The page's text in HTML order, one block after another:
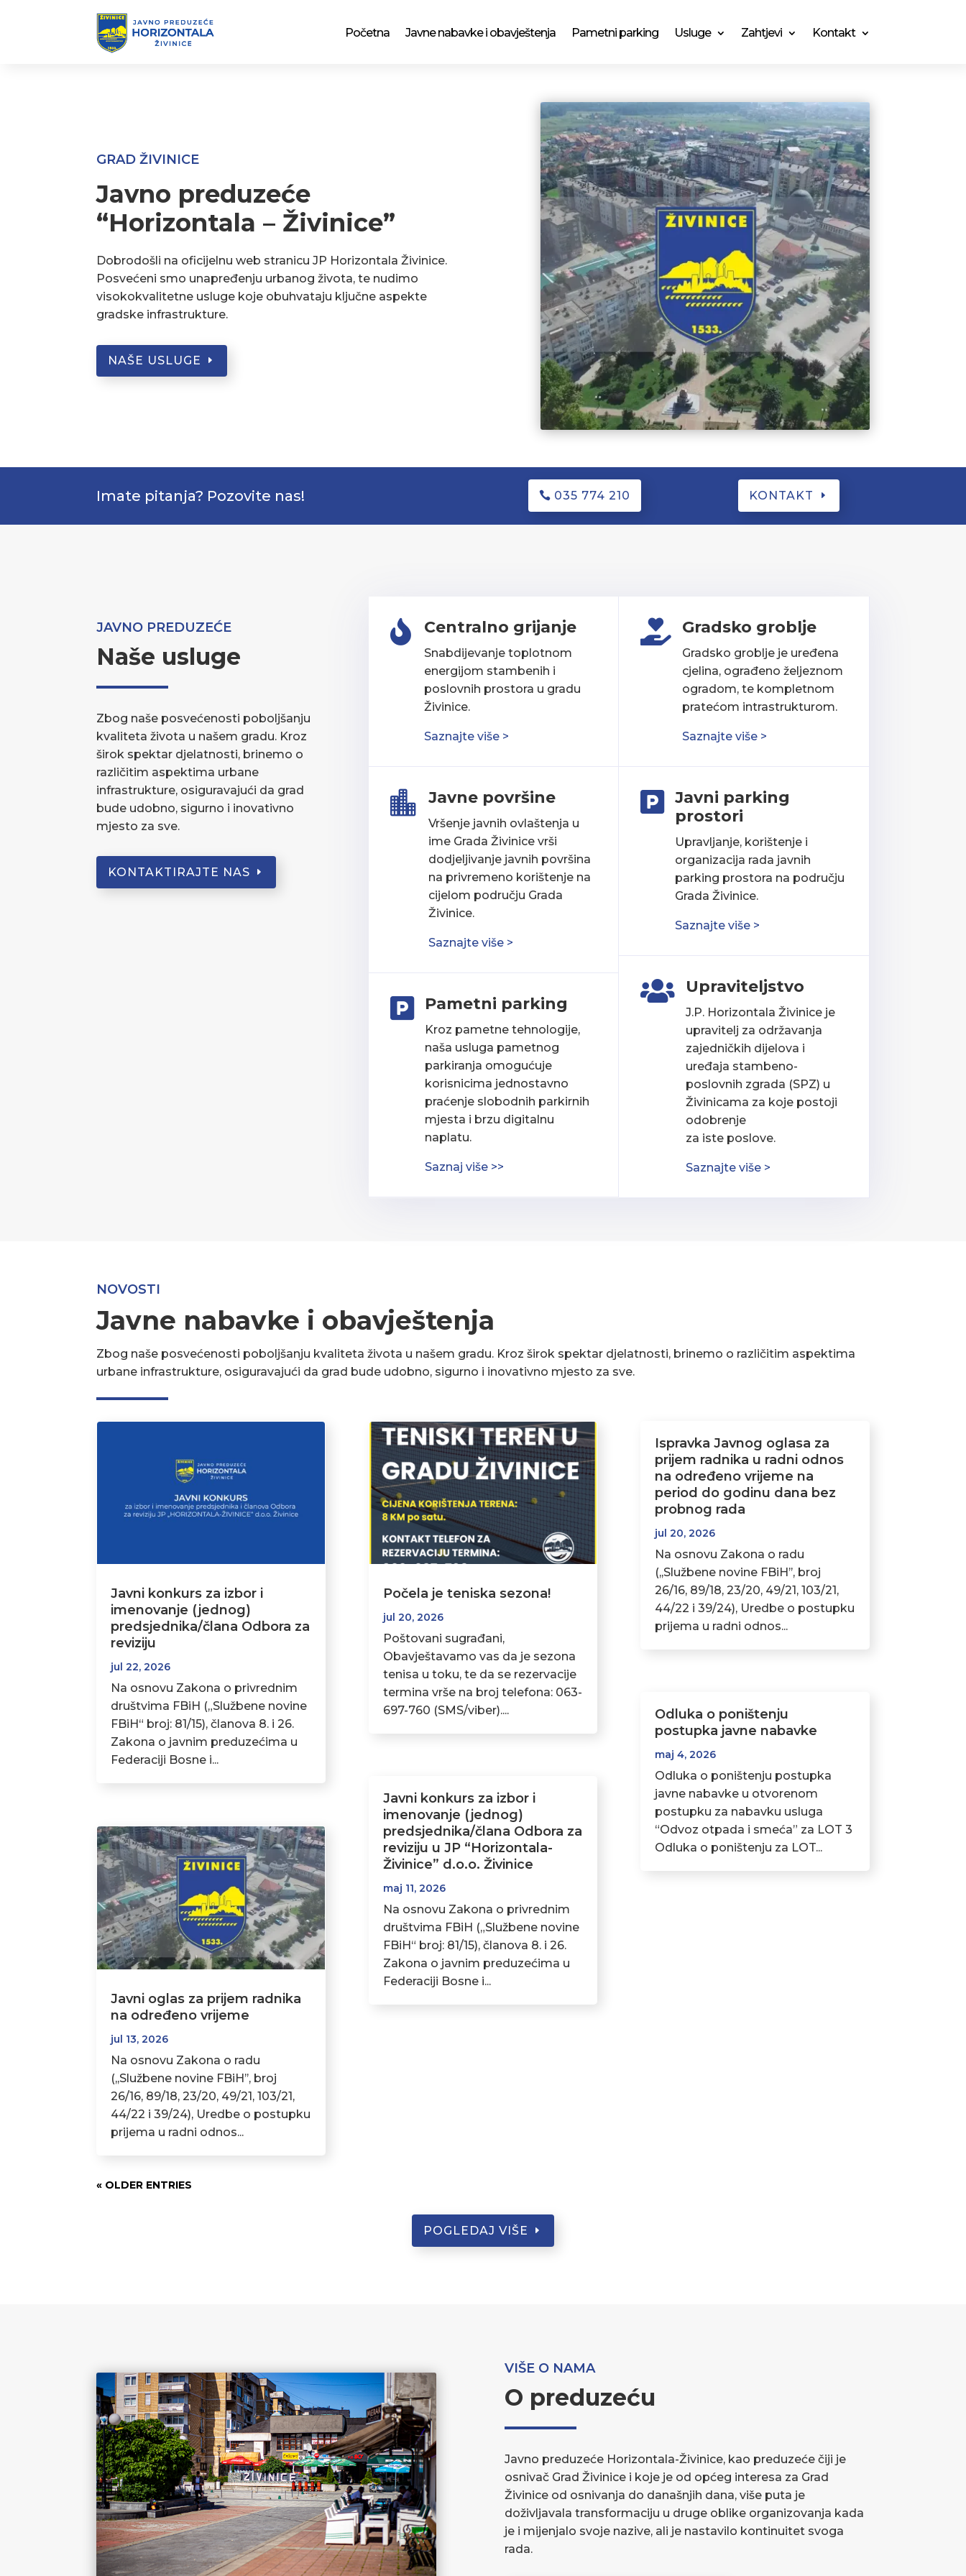
Početna Javne nabavke i obavještenja Pametni parking Usluge Zahtjevi Kontakt
GRAD ŽIVINICE
Javno preduzeće
“Horizontala – Živinice”
Dobrodošli na oficijelnu web stranicu JP Horizontala Živinice.
Posvećeni smo unapređenju urbanog života, te nudimo
visokokvalitetne usluge koje obuhvataju ključne aspekte
gradske infrastrukture.
NAŠE USLUGE
Imate pitanja? Pozovite nas! 035 774 210 KONTAKT
JAVNO PREDUZEĆE
Naše usluge
Zbog naše posvećenosti poboljšanju
kvaliteta života u našem gradu. Kroz
širok spektar djelatnosti, brinemo o
različitim aspektima urbane
infrastrukture, osiguravajući da grad
bude udobno, sigurno i inovativno
mjesto za sve.
KONTAKTIRAJTE NAS
 Centralno grijanje
Snabdijevanje toplotnom
energijom stambenih i
poslovnih prostora u gradu
Živinice.
Saznajte više >
 Javne površine
Vršenje javnih ovlaštenja u
ime Grada Živinice vrši
dodjeljivanje javnih površina
na privremeno korištenje na
cijelom području Grada
Živinice.
Saznajte više >
 Pametni parking
Kroz pametne tehnologije,
naša usluga pametnog
parkiranja omogućuje
korisnicima jednostavno
praćenje slobodnih parkirnih
mjesta i brzu digitalnu
naplatu.
Saznaj više >>
 Gradsko groblje
Gradsko groblje je uređena
cjelina, ograđeno željeznom
ogradom, te kompletnom
pratećom intrastrukturom.
Saznajte više >

Javni parking
prostori
Upravljanje, korištenje i
organizacija rada javnih
parking prostora na području
Grada Živinice.
Saznajte više >
 Upraviteljstvo
J.P. Horizontala Živinice je
upravitelj za održavanja
zajedničkih dijelova i
uređaja stambeno-
poslovnih zgrada (SPZ) u
Živinicama za koje postoji
odobrenje
za iste poslove.
Saznajte više >
NOVOSTI
Javne nabavke i obavještenja
Zbog naše posvećenosti poboljšanju kvaliteta života u našem gradu. Kroz širok spektar djelatnosti, brinemo o različitim aspektima
urbane infrastrukture, osiguravajući da grad bude udobno, sigurno i inovativno mjesto za sve.
Javni konkurs za izbor i
imenovanje (jednog)
predsjednika/člana Odbora za
reviziju
jul 22, 2026
Na osnovu Zakona o privrednim
društvima FBiH („Službene novine
FBiH“ broj: 81/15), članova 8. i 26.
Zakona o javnim preduzećima u
Federaciji Bosne i...
Javni oglas za prijem radnika
na određeno vrijeme
jul 13, 2026
Na osnovu Zakona o radu
(,,Službene novine FBiH’’, broj
26/16, 89/18, 23/20, 49/21, 103/21,
44/22 i 39/24), Uredbe o postupku
prijema u radni odnos...
Počela je teniska sezona!
jul 20, 2026
Poštovani sugrađani,
Obavještavamo vas da je sezona
tenisa u toku, te da se rezervacije
termina vrše na broj telefona: 063-
697-760 (SMS/viber)....
Javni konkurs za izbor i
imenovanje (jednog)
predsjednika/člana Odbora za
reviziju u JP “Horizontala-
Živinice” d.o.o. Živinice
maj 11, 2026
Na osnovu Zakona o privrednim
društvima FBiH („Službene novine
FBiH“ broj: 81/15), članova 8. i 26.
Zakona o javnim preduzećima u
Federaciji Bosne i...
Ispravka Javnog oglasa za
prijem radnika u radni odnos
na određeno vrijeme na
period do godinu dana bez
probnog rada
jul 20, 2026
Na osnovu Zakona o radu
(,,Službene novine FBiH’’, broj
26/16, 89/18, 23/20, 49/21, 103/21,
44/22 i 39/24), Uredbe o postupku
prijema u radni odnos...
Odluka o poništenju
postupka javne nabavke
maj 4, 2026
Odluka o poništenju postupka
javne nabavke u otvorenom
postupku za nabavku usluga
“Odvoz otpada i smeća” za LOT 3
Odluka o poništenju za LOT...
« OLDER ENTRIES
POGLEDAJ VIŠE
VIŠE O NAMA
O preduzeću
Javno preduzeće Horizontala-Živinice, kao preduzeće čiji je
osnivač Grad Živinice i koje je od općeg interesa za Grad
Živinice od osnivanja do današnjih dana, više puta je
doživljavala transformaciju u druge oblike organizovanja kada
je i mijenjalo svoje nazive, ali je nastavilo kontinuitet svoga
rada.